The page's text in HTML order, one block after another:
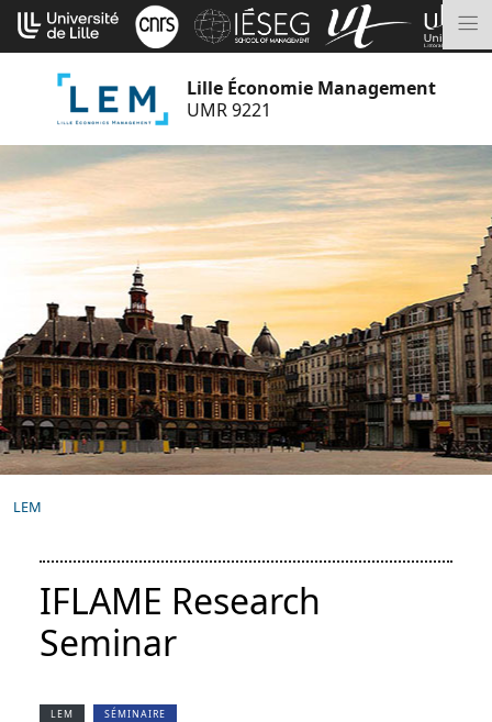
Aller
au
contenu
Lille Économie Management
UMR 9221
LEM
IFLAME Research
Seminar
LEM SÉMINAIRE
Cookies management panel